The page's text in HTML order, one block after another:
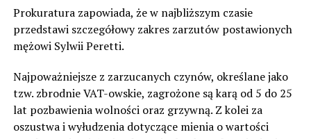
Prokuratura zapowiada, że w najbliższym czasie
przedstawi szczegółowy zakres zarzutów postawionych
mężowi Sylwii Peretti.
Najpoważniejsze z zarzucanych czynów, określane jako
tzw. zbrodnie VAT-owskie, zagrożone są karą od 5 do 25
lat pozbawienia wolności oraz grzywną. Z kolei za
oszustwa i wyłudzenia dotyczące mienia o wartości